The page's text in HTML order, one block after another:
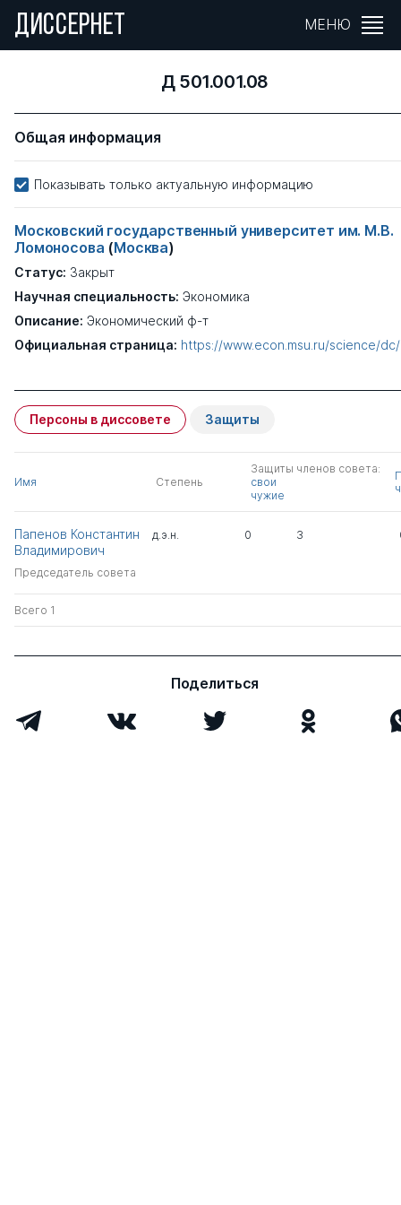
ДИССЕРНЕТ МЕНЮ
Д 501.001.08
Общая информация
Показывать только актуальную информацию
Московский государственный университет им. М.В.
Ломоносова (Москва)
Статус: Закрыт
Научная специальность: Экономика
Описание: Экономический ф-т
Официальная страница: https://www.econ.msu.ru/science/dc/
Персоны в диссовете Защиты
Имя Степень
Защиты членов совета:
свои
чужие
Папенов Константин
Владимирович
Председатель совета
д.э.н. 0 3
Всего 1
Поделиться